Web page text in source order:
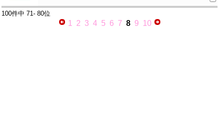
100件中 71- 80位
1 2 3 4 5 6 7 8 9 10